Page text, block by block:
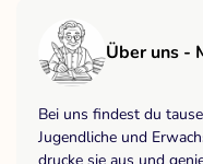
Über uns -
Bei uns findest du
Jugendliche und